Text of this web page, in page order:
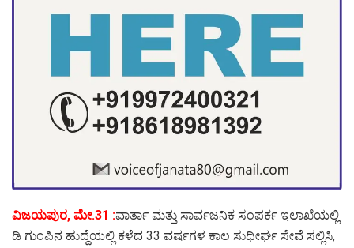
ವಿಜಯಪುರ, ಮೇ.31 :ವಾರ್ತಾ ಮತ್ತು ಸಾರ್ವಜನಿಕ ಸಂಪರ್ಕ ಇಲಾಖೆಯಲ್ಲಿ
ಡಿ ಗುಂಪಿನ ಹುದ್ದೆಯಲ್ಲಿ ಕಳೆದ 33 ವರ್ಷಗಳ ಕಾಲ ಸುಧೀರ್ಘ ಸೇವೆ ಸಲ್ಲಿಸಿ,